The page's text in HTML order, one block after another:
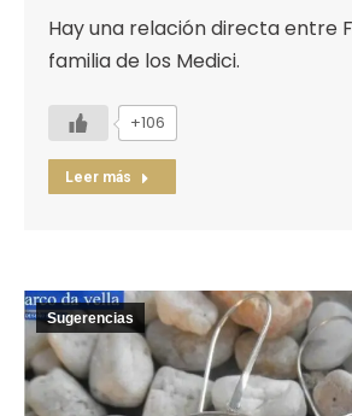
Hay una relación directa entre
familia de los Medici.
+106
Leer más
Sugerencias